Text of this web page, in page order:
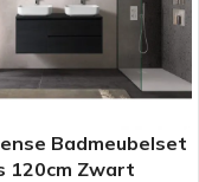
Badmeubelset
120cm Zwart